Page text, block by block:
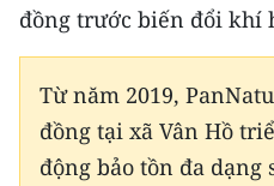
đồng trước biến đổi khí
Từ năm 2019,
đồng tại xã Vân Hồ
động bảo tồn đa dạng